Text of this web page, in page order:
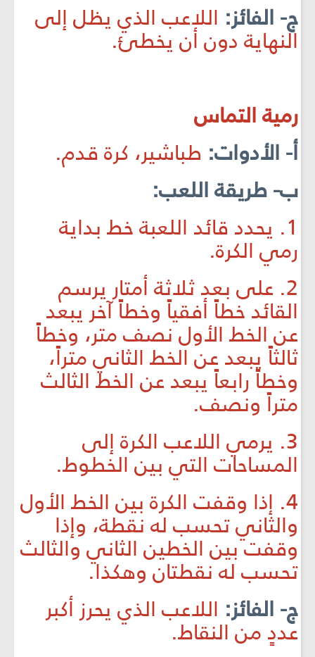
ج- الفائز: اللاعب الذي يظل إلى
النهاية دون أن يخطئ.
رمية التماس
أ- الأدوات: طباشير، كرة قدم.
ب- طريقة اللعب:
1. يحدد قائد اللعبة خط بداية
رمي الكرة.
2. على بعد ثلاثة أمتار يرسم
القائد خطاً أفقياً وخطاً آخر يبعد
عن الخط الأول نصف متر، وخطاً
ثالثاً يبعد عن الخط الثاني متراً،
وخطاً رابعاً يبعد عن الخط الثالث
متراً ونصف.
3. يرمي اللاعب الكرة إلى
المساحات التي بين الخطوط.
4. إذا وقفت الكرة بين الخط الأول
والثاني تحسب له نقطة، وإذا
وقفت بين الخطين الثاني والثالث
تحسب له نقطتان وهكذا.
ج- الفائز: اللاعب الذي يحرز أكبر
عددٍ من النقاط.